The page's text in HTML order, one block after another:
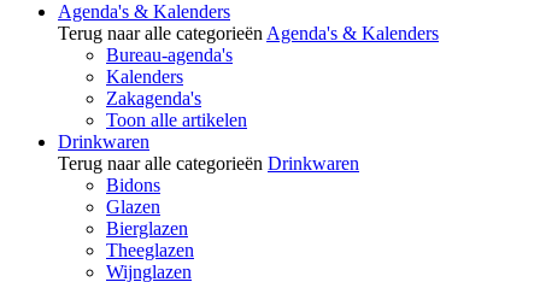
Agenda's & Kalenders
Terug naar alle categorieën Agenda's & Kalenders
Bureau-agenda's
Kalenders
Zakagenda's
Toon alle artikelen
Drinkwaren
Terug naar alle categorieën Drinkwaren
Bidons
Glazen
Bierglazen
Theeglazen
Wijnglazen